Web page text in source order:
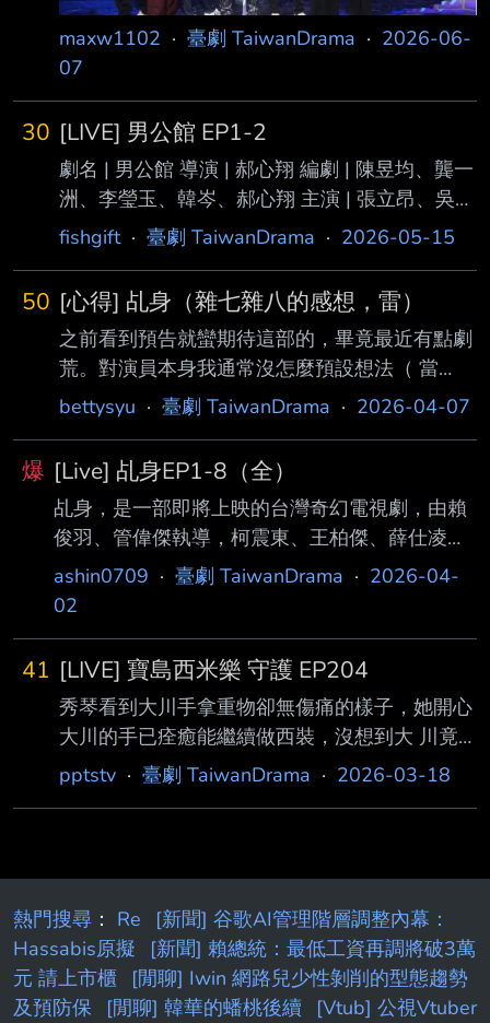
maxw1102 · 臺劇 TaiwanDrama · 2026-06-
07
30 [LIVE] 男公館 EP1-2
劇名 | 男公館 導演 | 郝心翔 編劇 | 陳昱均、龔一
洲、李瑩玉、韓岑、郝心翔 主演 | 張立昂、吳思
賢、周予天、羅宏正、石知田、孫沁岳、陳奕
每週五 22：00 Netflix、愛奇藝 上架 5/16 起 每
週六 09：00 中華電信MOD、Hami Video 上架
5/24 起 每週日 23：00 三立都會台 大綱 | 《男
公館》以人性與慾望為主軸，小混混潘皓等人因
一次鑽石貪念而被追殺，陰錯陽差躲 進男公館
想藏身，卻華麗轉身成為紅牌男公
fishgift· 臺劇 TaiwanDrama · 2026-05-15
50 [心得] 乩身（雜七雜八的感想，雷）
之前看到預告就蠻期待這部的，畢竟最近有點劇
荒。對演員本身我通常沒怎麼預設想法（ 當
然，喜歡的演員會吸引我看片），但這部在播之
新聞，害我看到他（剛好又是演負面角色）心中
都有一種：「嗯…你這個壞人…」 的感覺。 片子
原著是星子的小說，我沒看過。純就戲劇來說，
整部片的呈現和氛圍都有電影「康士 坦丁：驅
魔神探」的既視感，包括主角自殺不成、反被神
明救回成為驅魔殺鬼的打工人， 魔王於特定時
間條件藉人體降世、主角於神魔大戰後繼續替神
明降妖除魔等，連地獄的火 燒炙熱特效、主角
入地
bettysyu · 臺劇 TaiwanDrama · 2026-04-07
爆 [Live] 乩身EP1-8（全）
乩身，是一部即將上映的台灣奇幻電視劇，由賴
俊羽、管偉傑執導，柯震東、王柏傑、薛仕凌、
陳姸霏和楊銘威主演，故事講述三太子的乩身韓
杰被迫為其賣命，在人間處理棘手案件的經歷。
於2026年4月2日Netflix全球獨家上線，全季共
八集。 ----- Sent from JPTT on my iPhone --
ashin0709 · 臺劇 TaiwanDrama · 2026-04-
02
41 [LIVE] 寶島西米樂 守護 EP204
秀琴看到大川手拿重物卻無傷痛的樣子，她開心
大川的手已痊癒能繼續做西裝，沒想到大 川竟
否認推託，讓秀琴起了疑心！於是秀琴決定要阿
事？ ▲【台視頻道】週一至週五 晚間8點
▲【緯來戲劇台】週一至週五 晚間5點至7點
▲【LINE TV】每週一至週五 晚間10點 全新集
數上架 ▲【台視官方頻道YT】週一至週五 中 午
12點 全新集數上架 --
pptstv · 臺劇 TaiwanDrama · 2026-03-18
熱門搜尋 ： Re
[新聞] 谷歌AI管理階層調整內幕：
Hassabis原擬
[新聞] 賴總統：最低工資再調將破3萬
元 請上市櫃
[閒聊] Iwin 網路兒少性剝削的型態趨勢
及預防保
[閒聊] 韓華的蟠桃後續
[Vtub] 公視Vtuber